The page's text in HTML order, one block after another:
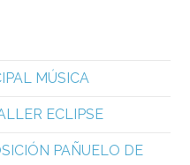
MÚSICA
ECLIPSE
PAÑUELO DE